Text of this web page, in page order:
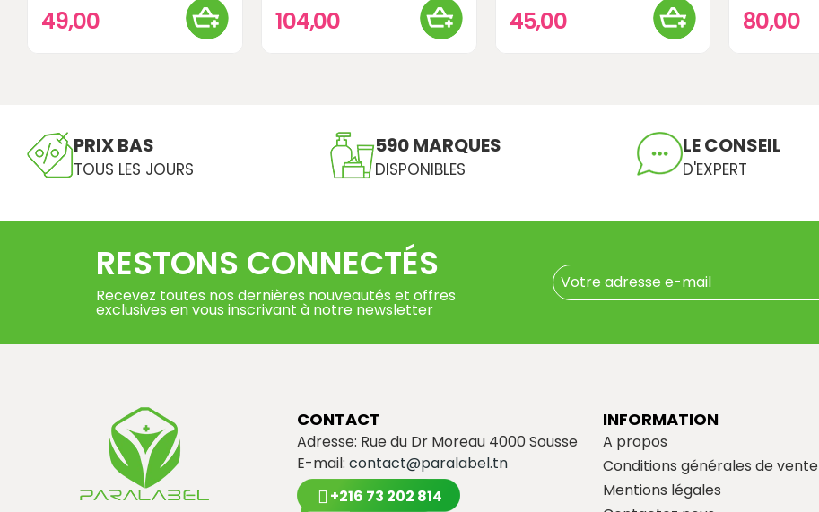
49,00 104,00 45,00 80,00
PRIX BAS
TOUS LES JOURS
590 MARQUES
DISPONIBLES
LE CONSEIL
D'EXPERT
RESTONS CONNECTÉS
Recevez toutes nos dernières nouveautés et offres
exclusives en vous inscrivant à notre newsletter
CONTACT
Adresse: Rue du Dr Moreau 4000 Sousse
E-mail: contact@paralabel.tn
+216 73 202 814
INFORMATION
A propos
Conditions générales de vente
Mentions légales